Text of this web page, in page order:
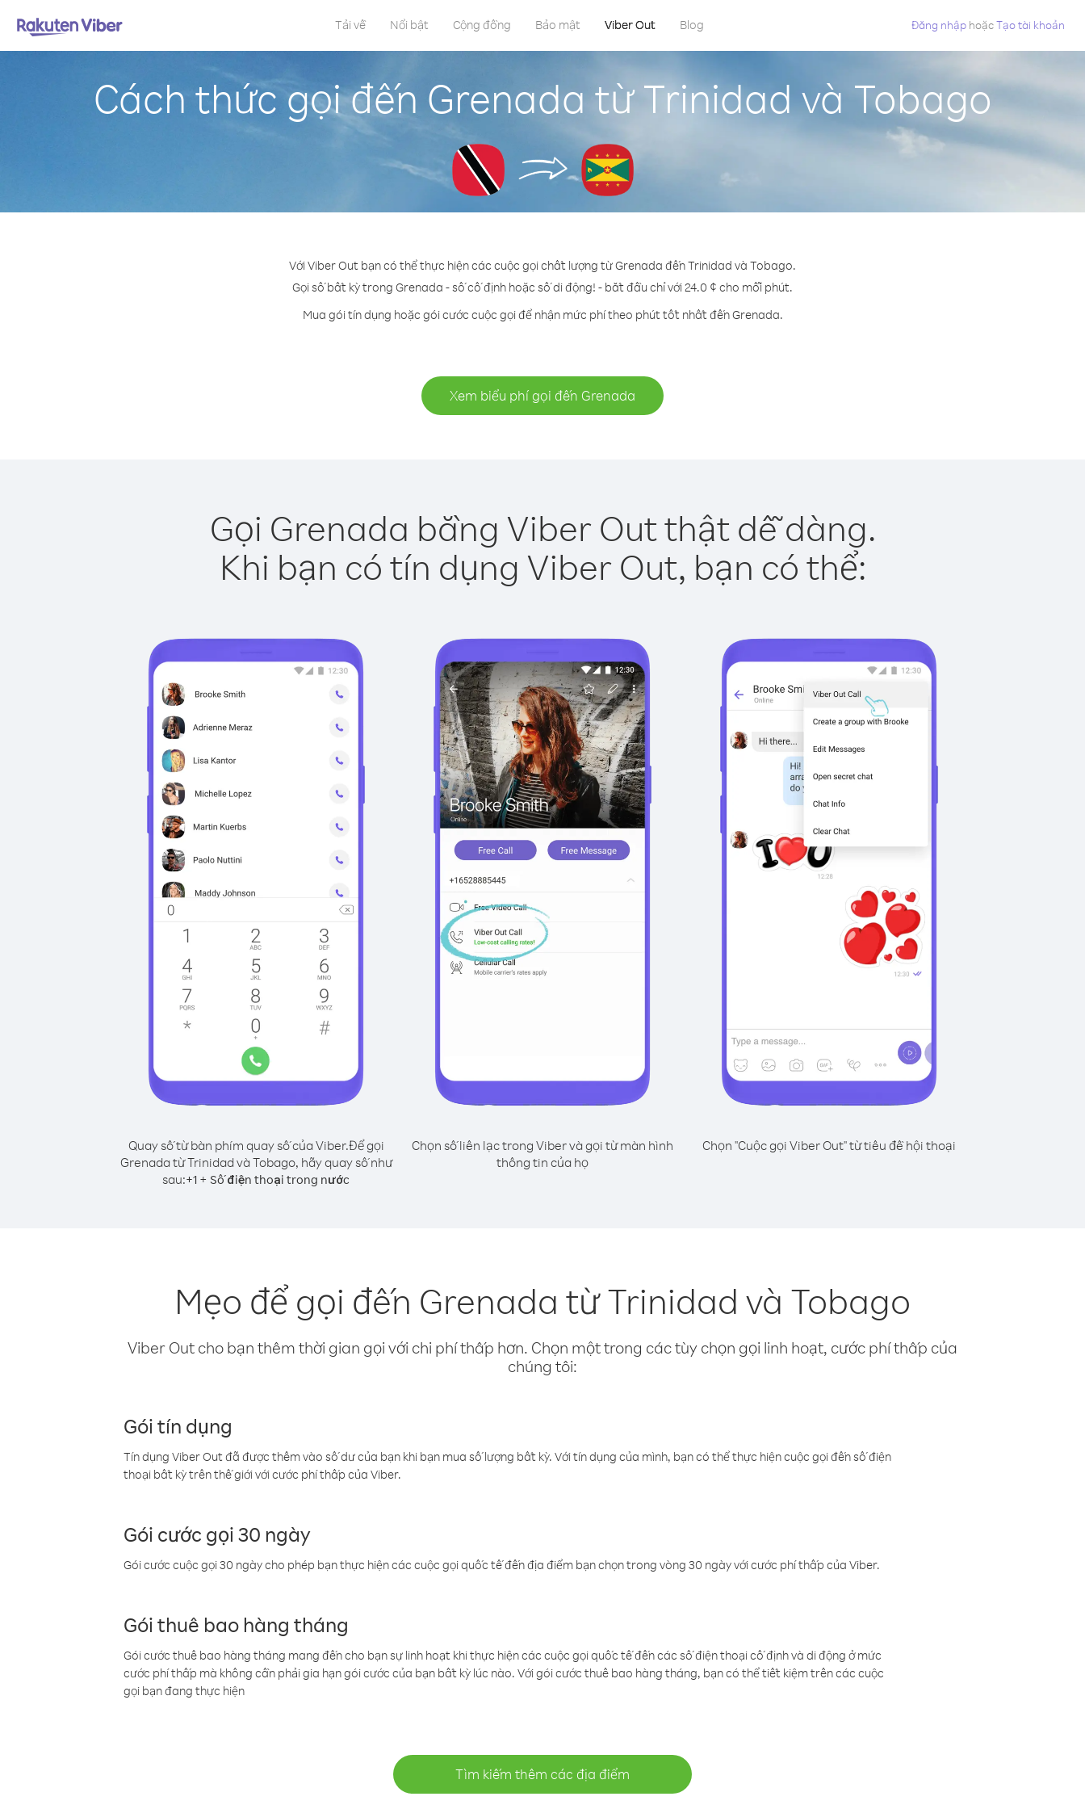
Tải về Nổi bật Cộng đồng Bảo mật Viber Out Blog Đăng nhập hoặcTạo tài khoản
Cách thức gọi đến Grenada từ Trinidad và Tobago
Với Viber Out bạn có thể thực hiện các cuộc gọi chất lượng từ Grenada đến Trinidad và Tobago.
Gọi số bất kỳ trong Grenada - số cố định hoặc số di động! - bắt đầu chỉ với 24.0 ¢ cho mỗi phút.
Mua gói tín dụng hoặc gói cước cuộc gọi để nhận mức phí theo phút tốt nhất đến Grenada.
Xem biểu phí gọi đến Grenada
Gọi Grenada bằng Viber Out thật dễ dàng.
Khi bạn có tín dụng Viber Out, bạn có thể:
Quay số từ bàn phím quay số của Viber.Để gọi
Grenada từ Trinidad và Tobago, hãy quay số như
sau:+1 + Số điện thoại trong nước
Chọn số liên lạc trong Viber và gọi từ màn hình
thông tin của họ
Chọn "Cuộc gọi Viber Out" từ tiêu đề hội thoại
Mẹo để gọi đến Grenada từ Trinidad và Tobago
Viber Out cho bạn thêm thời gian gọi với chi phí thấp hơn. Chọn một trong các tùy chọn gọi linh hoạt, cước phí thấp của
chúng tôi:
Gói tín dụng
Tín dụng Viber Out đã được thêm vào số dư của bạn khi bạn mua số lượng bất kỳ. Với tín dụng của mình, bạn có thể thực hiện cuộc gọi đến số điện
thoại bất kỳ trên thế giới với cước phí thấp của Viber.
Gói cước gọi 30 ngày
Gói cước cuộc gọi 30 ngày cho phép bạn thực hiện các cuộc gọi quốc tế đến địa điểm bạn chọn trong vòng 30 ngày với cước phí thấp của Viber.
Gói thuê bao hàng tháng
Gói cước thuê bao hàng tháng mang đến cho bạn sự linh hoạt khi thực hiện các cuộc gọi quốc tế đến các số điện thoại cố định và di động ở mức
cước phí thấp mà không cần phải gia hạn gói cước của bạn bất kỳ lúc nào. Với gói cước thuê bao hàng tháng, bạn có thể tiết kiệm trên các cuộc
gọi bạn đang thực hiện
Tìm kiếm thêm các địa điểm